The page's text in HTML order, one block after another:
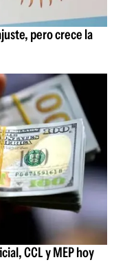
pero crece la
CCL y MEP hoy